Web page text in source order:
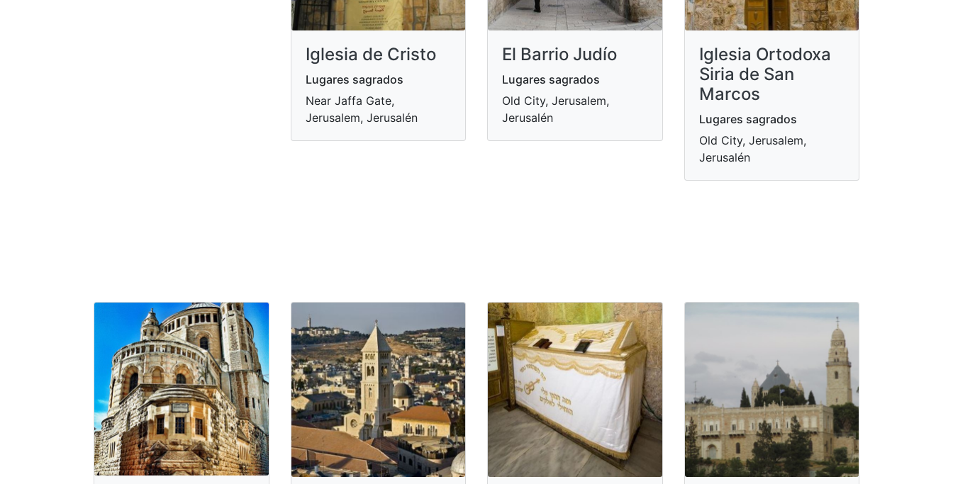
Iglesia de Cristo
Lugares sagrados
Near Jaffa Gate,
Jerusalem, Jerusalén
El Barrio Judío
Lugares sagrados
Old City, Jerusalem,
Jerusalén
Iglesia Ortodoxa
Siria de San
Marcos
Lugares sagrados
Old City, Jerusalem,
Jerusalén